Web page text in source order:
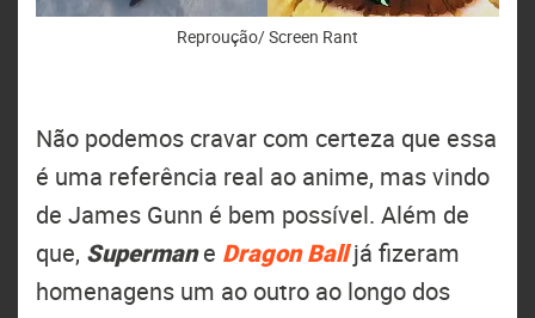
Reproução/ Screen Rant
Não podemos cravar com certeza que essa
é uma referência real ao anime, mas vindo
de James Gunn é bem possível. Além de
que, Supermane Dragon Ball já fizeram
homenagens um ao outro ao longo dos